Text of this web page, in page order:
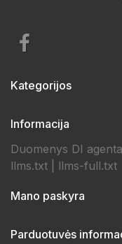
Kategorijos
Informacija
Duomenys DI
llms.txt
llms-full.txt
Mano paskyra
Parduotuvės